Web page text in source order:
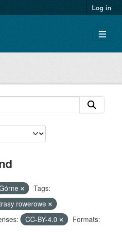
Log in
Tags:
rowerowe
CC-BY-4.0
Formats: